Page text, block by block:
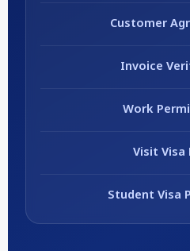
Customer
Invoice
Work
Visit Visa
Student Visa